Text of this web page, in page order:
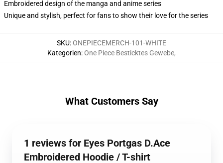
Embroidered design of the manga and anime series
Unique and stylish, perfect for fans to show their love for the series
SKU:ONEPIECEMERCH-101-WHITE
Kategorien:One Piece Besticktes Gewebe,
What Customers Say
1 reviews for Eyes Portgas D.Ace
Embroidered Hoodie / T-shirt